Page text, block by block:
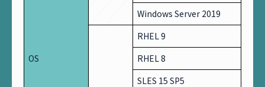
OS
Windows Server 2019
RHEL 9
RHEL 8
SLES 15 SP5